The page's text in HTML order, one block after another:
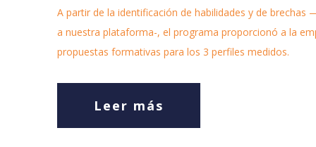
A partir de la identificación de habilidades y de brechas
a nuestra plataforma-, el programa proporcionó a la
propuestas formativas para los 3 perfiles medidos.
Leer más